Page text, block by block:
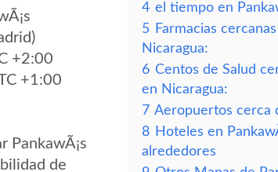
+2:00
+1:00
PankawÃ¡s
de
4 el tiempo en
5 Farmacias
Nicaragua:
6 Centos de Salud
en Nicaragua:
7 Aeropuertos cerca
8 Hoteles en
alrededores